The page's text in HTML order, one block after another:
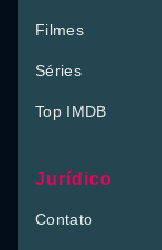
Filmes
Séries
Top IMDB
Jurídico
Contato